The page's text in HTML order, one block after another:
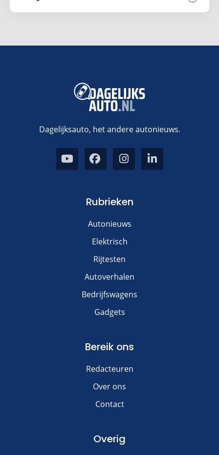
Dagelijksauto, het andere autonieuws.
Rubrieken
Autonieuws
Elektrisch
Rijtesten
Autoverhalen
Bedrijfswagens
Gadgets
Bereik ons
Redacteuren
Over ons
Contact
Overig